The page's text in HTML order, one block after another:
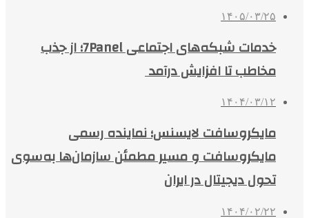
۱۴۰۵/۰۳/۲۵
خدمات شبکه‌های اجتماعی 7Panel؛ از جذب
مخاطب تا افزایش درآمد
۱۴۰۴/۰۳/۱۲
مایکروسافت لایسنس؛ نماینده رسمی
مایکروسافت و مسیر مطمئن سازمان‌ها به‌سوی
تحول دیجیتال در ایران
۱۴۰۴/۰۲/۲۲